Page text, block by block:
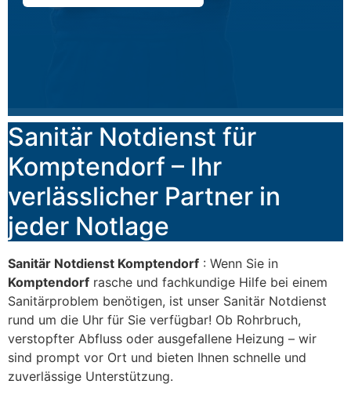
Sanitär Notdienst für
Komptendorf – Ihr
verlässlicher Partner in
jeder Notlage
Sanitär Notdienst Komptendorf : Wenn Sie in
Komptendorf rasche und fachkundige Hilfe bei einem
Sanitärproblem benötigen, ist unser Sanitär Notdienst
rund um die Uhr für Sie verfügbar! Ob Rohrbruch,
verstopfter Abfluss oder ausgefallene Heizung – wir
sind prompt vor Ort und bieten Ihnen schnelle und
zuverlässige Unterstützung.